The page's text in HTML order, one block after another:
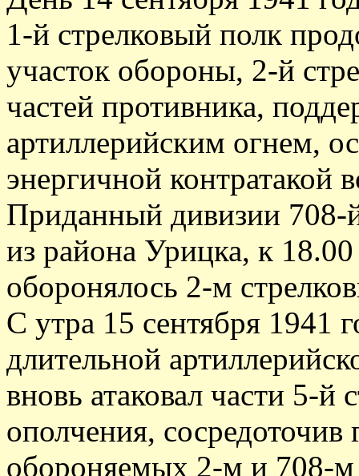
1-й стрелковый полк
участок обороны, 2-й
частей противника,
артиллерийским огнем,
энергичной контратакой
Приданный дивизии 708-
из района Урицка, к
оборонялось 2-м
С утра 15 сентября 1941
длительной
вновь атаковал части 5-й
ополчения,
обороняемых 2-м и 708-